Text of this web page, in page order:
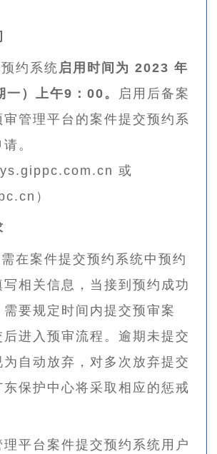
约系统 启用时间为 2023 年
）上午9：00。
启用后备案
管理平台的案件提交预约系
。
或
）
在案件提交预约系统中预约
相关信息，当接到预约成功
要规定时间内提交预审案
进入预审流程。逾期未提交
自动放弃，对多次放弃提交
东保护中心将采取相应的惩戒
理平台案件提交预约系统用户